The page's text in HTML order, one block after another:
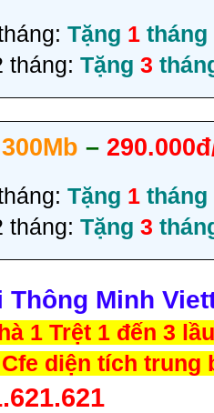
Tặng 1 tháng
tháng: Tặng 3
300Mb –
Tặng 1 tháng
tháng: Tặng 3
Thông Minh
1 Trệt 1 đến 3 lầu
diện tích trung